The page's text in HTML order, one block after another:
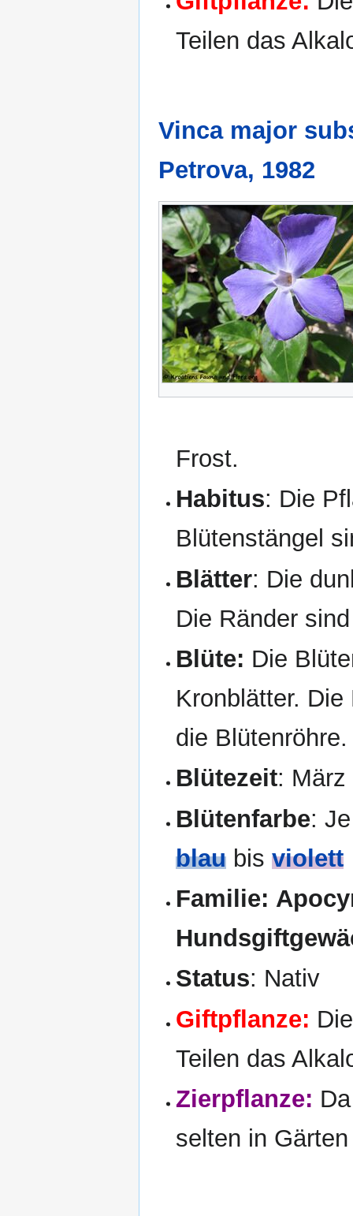
Teilen das
Vinca major
Petrova, 1982
Frost.
Habitus: Die
Blütenstängel
Blätter: Die
Die Ränder
Blüte: Die
Kronblätter.
die Blütenröhre.
Blütezeit:
Blütenfarbe:
blau bisviolett
Familie:
Status: Nativ
Giftpflanze:
Teilen das
Zierpflanze:
selten in